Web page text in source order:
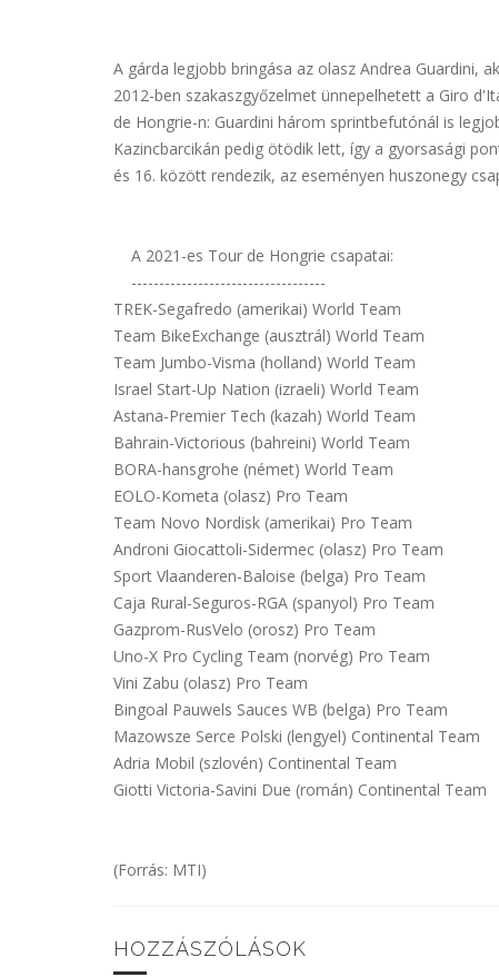
A gárda legjobb bringása az olasz Andrea Guardini,
2012-ben szakaszgyőzelmet ünnepelhetett a Giro
de Hongrie-n: Guardini három sprintbefutónál is
Kazincbarcikán pedig ötödik lett, így a gyorsasági
és 16. között rendezik, az eseményen huszonegy
A 2021-es Tour de Hongrie csapatai:
-----------------------------------
TREK-Segafredo (amerikai) World Team
Team BikeExchange (ausztrál) World Team
Team Jumbo-Visma (holland) World Team
Israel Start-Up Nation (izraeli) World Team
Astana-Premier Tech (kazah) World Team
Bahrain-Victorious (bahreini) World Team
BORA-hansgrohe (német) World Team
EOLO-Kometa (olasz) Pro Team
Team Novo Nordisk (amerikai) Pro Team
Androni Giocattoli-Sidermec (olasz) Pro Team
Sport Vlaanderen-Baloise (belga) Pro Team
Caja Rural-Seguros-RGA (spanyol) Pro Team
Gazprom-RusVelo (orosz) Pro Team
Uno-X Pro Cycling Team (norvég) Pro Team
Vini Zabu (olasz) Pro Team
Bingoal Pauwels Sauces WB (belga) Pro Team
Mazowsze Serce Polski (lengyel) Continental Team
Adria Mobil (szlovén) Continental Team
Giotti Victoria-Savini Due (román) Continental Team
(Forrás: MTI)
HOZZÁSZÓLÁSOK